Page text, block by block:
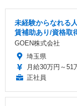
未経験からなれる
賃補助あり/資格取
GOEN株式会社
埼玉県
月給30万円～51
正社員